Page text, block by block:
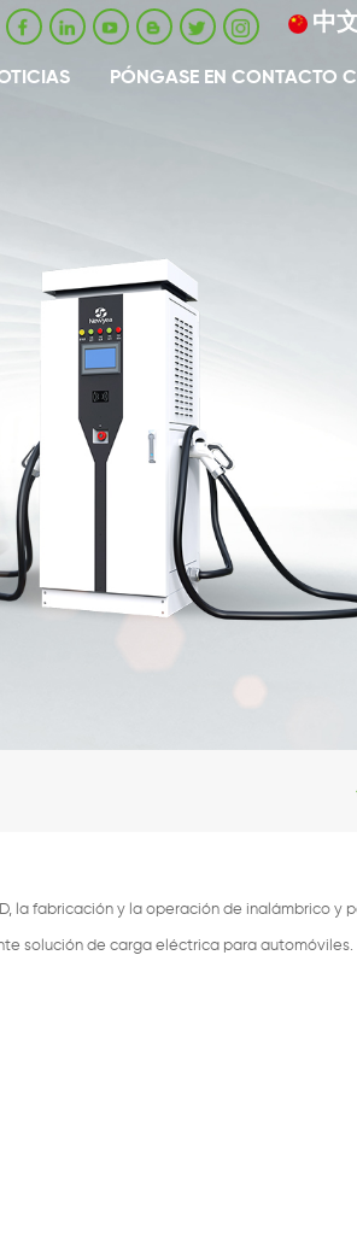
中
PÓNGASE EN CONTACTO
la fabricación y la operación de inalámbrico y
solución de carga eléctrica para automóviles.